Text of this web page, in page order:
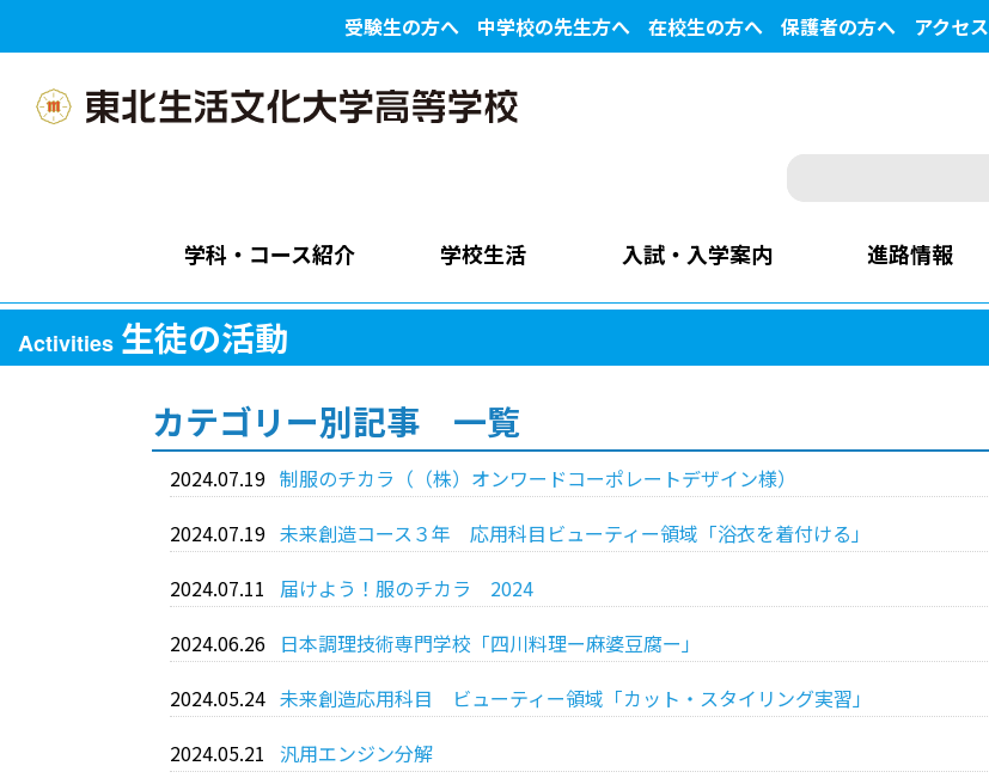
受験生の方へ 中学校の先生方へ 在校生の方へ 保護者の方へ アクセス
学科・コース紹介 学校生活 入試・入学案内 進路情報
Activities 生徒の活動
カテゴリー別記事 一覧
2024.07.19 制服のチカラ（（株）オンワードコーポレートデザイン様）
2024.07.19 未来創造コース３年 応用科目ビューティー領域「浴衣を着付ける」
2024.07.11
届けよう！服のチカラ 2024
2024.06.26 日本調理技術専門学校「四川料理ー麻婆豆腐ー」
2024.05.24 未来創造応用科目 ビューティー領域「カット・スタイリング実習」
2024.05.21 汎用エンジン分解